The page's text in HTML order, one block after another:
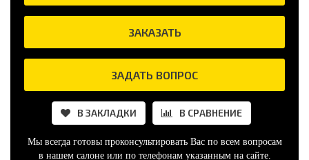
ЗАКАЗАТЬ
ЗАДАТЬ ВОПРОС
В ЗАКЛАДКИ В СРАВНЕНИЕ
Мы всегда готовы проконсультировать Вас по всем вопросам
в нашем салоне или по телефонам указанным на сайте.